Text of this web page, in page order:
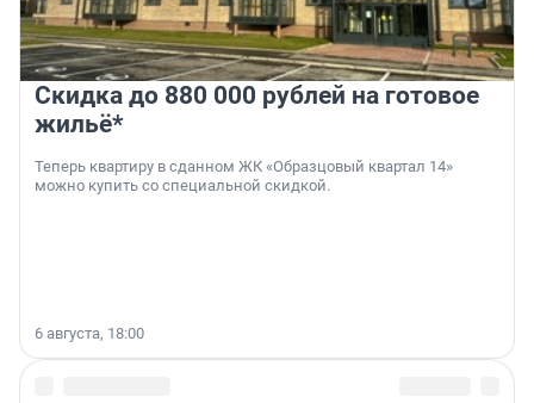
Скидка до 880 000 рублей на готовое
жильё*
Теперь квартиру в сданном ЖК «Образцовый квартал 14»
можно купить со специальной скидкой.
6 августа, 18:00